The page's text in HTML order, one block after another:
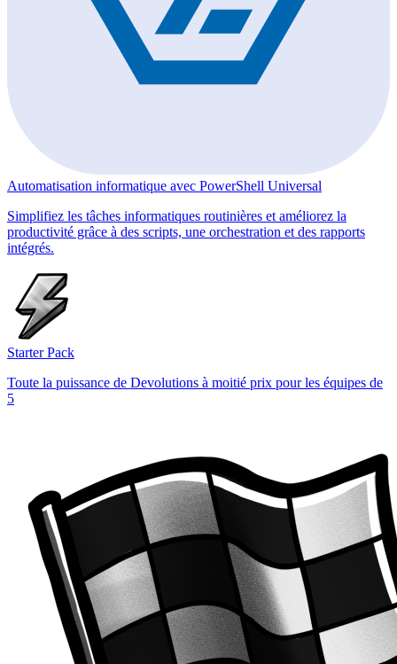
Automatisation informatique avec PowerShell Universal
Simplifiez les tâches informatiques routinières et améliorez la
productivité grâce à des scripts, une orchestration et des rapports
intégrés.
Starter Pack
Toute la puissance de Devolutions à moitié prix pour les équipes de
5